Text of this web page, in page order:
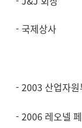
- 국제상사
- 2003 산업자원
- 2006 레오넬